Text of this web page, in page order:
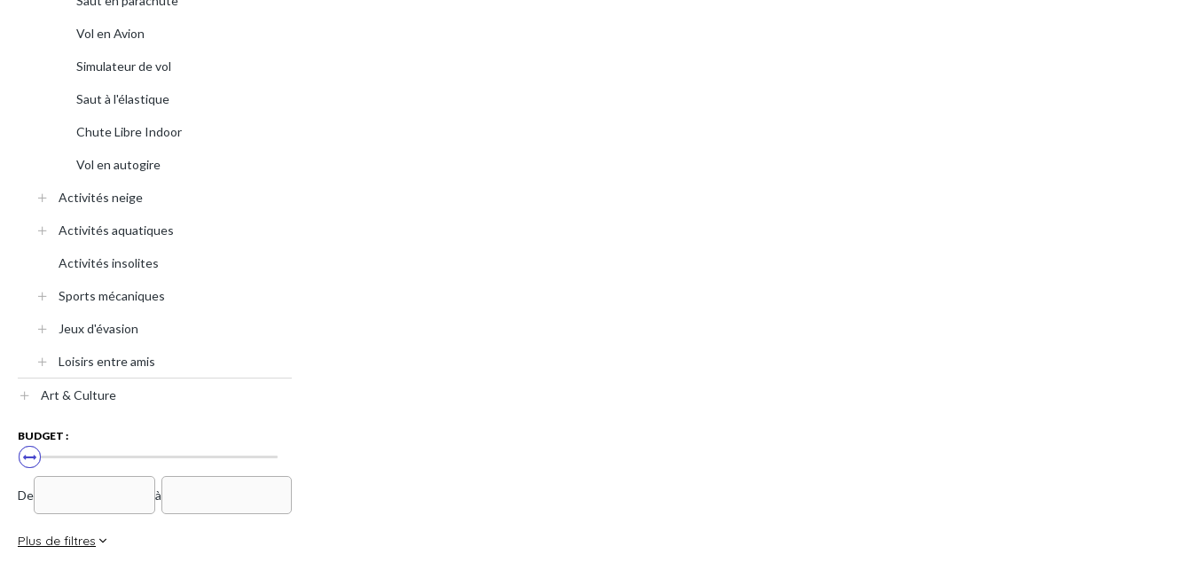
Vol en Avion
Simulateur de vol
Saut à l'élastique
Chute Libre Indoor
Vol en autogire
Activités neige
Activités aquatiques
Activités insolites
Sports mécaniques
Jeux d'évasion
Loisirs entre amis
Art & Culture
BUDGET :
De à
Plus de filtres